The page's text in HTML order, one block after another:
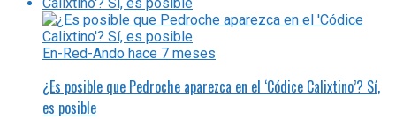
En-Red-Ando hace 7 meses
¿Es posible que Pedroche aparezca en el ‘Códice Calixtino’? Sí,
es posible